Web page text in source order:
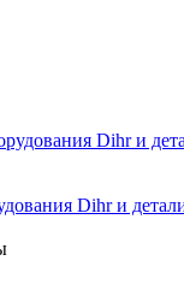
Dihr и